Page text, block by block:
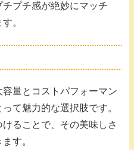
プチ感が絶妙にマッチ
。
量とコストパフォーマン
て魅力的な選択肢です。
ることで、その美味しさ
す。